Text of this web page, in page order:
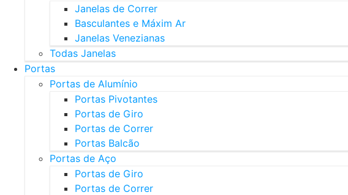
Janelas de Correr
Basculantes e Máxim Ar
Janelas Venezianas
Todas Janelas
Portas
Portas de Alumínio
Portas Pivotantes
Portas de Giro
Portas de Correr
Portas Balcão
Portas de Aço
Portas de Giro
Portas de Correr